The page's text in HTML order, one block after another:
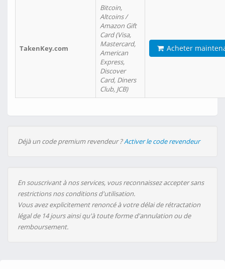
TakenKey.com
Bitcoin,
Altcoins /
Amazon Gift
Card (Visa,
Mastercard,
American
Express,
Discover
Card, Diners
Club, JCB)
Acheter
Déjà un code premium revendeur ?Activer le code revendeur
En souscrivant à nos services, vous reconnaissez accepter sans
restrictions nos conditions d'utilisation.
Vous avez explicitement renoncé à votre délai de rétractation
légal de 14 jours ainsi qu'à toute forme d'annulation ou de
remboursement.